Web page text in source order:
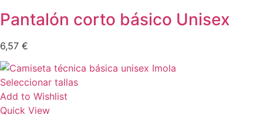
Pantalón corto básico Unisex
6,57 €
Seleccionar tallas
Add to Wishlist
Quick View